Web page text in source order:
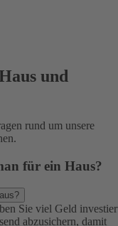
und
rund um unsere
für ein Haus?
Sie viel Geld
abzusichern, damit